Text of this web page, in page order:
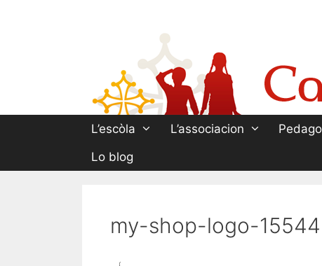
L’escòla L’associacion
Lo blog
my-shop-logo-